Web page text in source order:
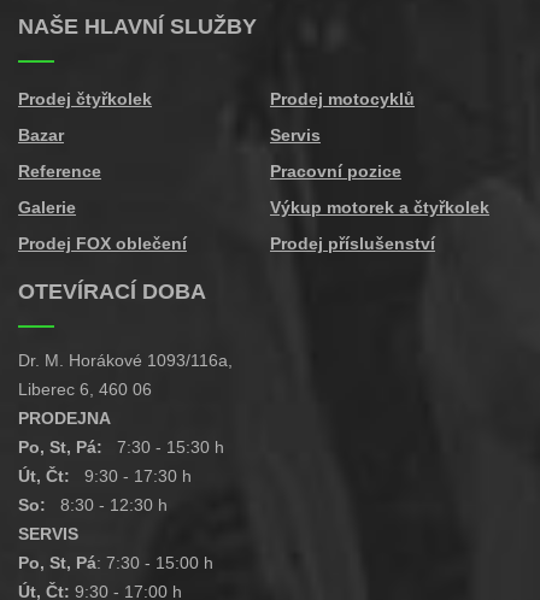
NAŠE HLAVNÍ SLUŽBY
Prodej čtyřkolek
Prodej motocyklů
Bazar
Servis
Reference
Pracovní pozice
Galerie
Výkup motorek a čtyřkolek
Prodej FOX oblečení
Prodej příslušenství
OTEVÍRACÍ DOBA
Dr. M. Horákové 1093/116a,
Liberec 6, 460 06
PRODEJNA
Po, St, Pá:
7:30 - 15:30 h
Út, Čt: 9:30 - 17:30 h
So: 8:30 - 12:30 h
SERVIS
Po, St, Pá: 7:30 - 15:00 h
Út, Čt: 9:30 - 17:00 h